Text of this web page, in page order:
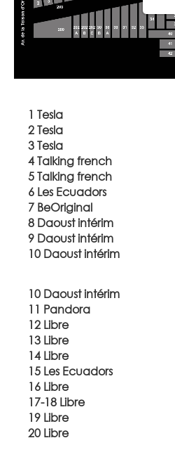
1 Tesla
2 Tesla
3 Tesla
4 Talking french
5 Talking french
6 Les Ecuadors
7 BeOriginal
8 Daoust intérim
9 Daoust intérim
10 Daoust intérim
10 Daoust intérim
11 Pandora
12 Libre
13 Libre
14 Libre
15 Les Ecuadors
16 Libre
17-18 Libre
19 Libre
20 Libre